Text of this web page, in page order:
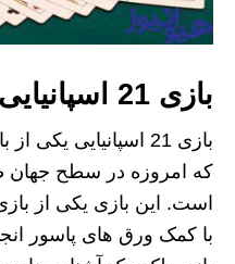
بازی 21 اسپانیایی چیست؟
بازی 21 اسپانیایی
که امروزه در سطح جهان
است. این بازی یکی از
با کمک ورق های پاسور